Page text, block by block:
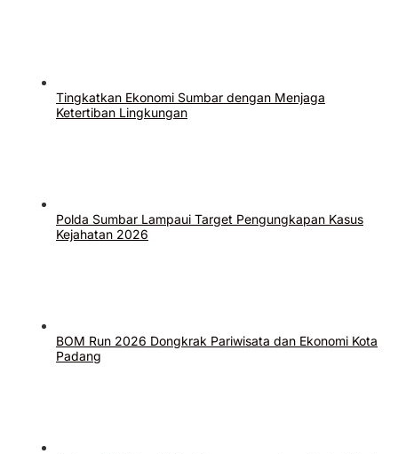
Tingkatkan Ekonomi Sumbar dengan Menjaga
Ketertiban Lingkungan
Polda Sumbar Lampaui Target Pengungkapan Kasus
Kejahatan 2026
BOM Run 2026 Dongkrak Pariwisata dan Ekonomi Kota
Padang